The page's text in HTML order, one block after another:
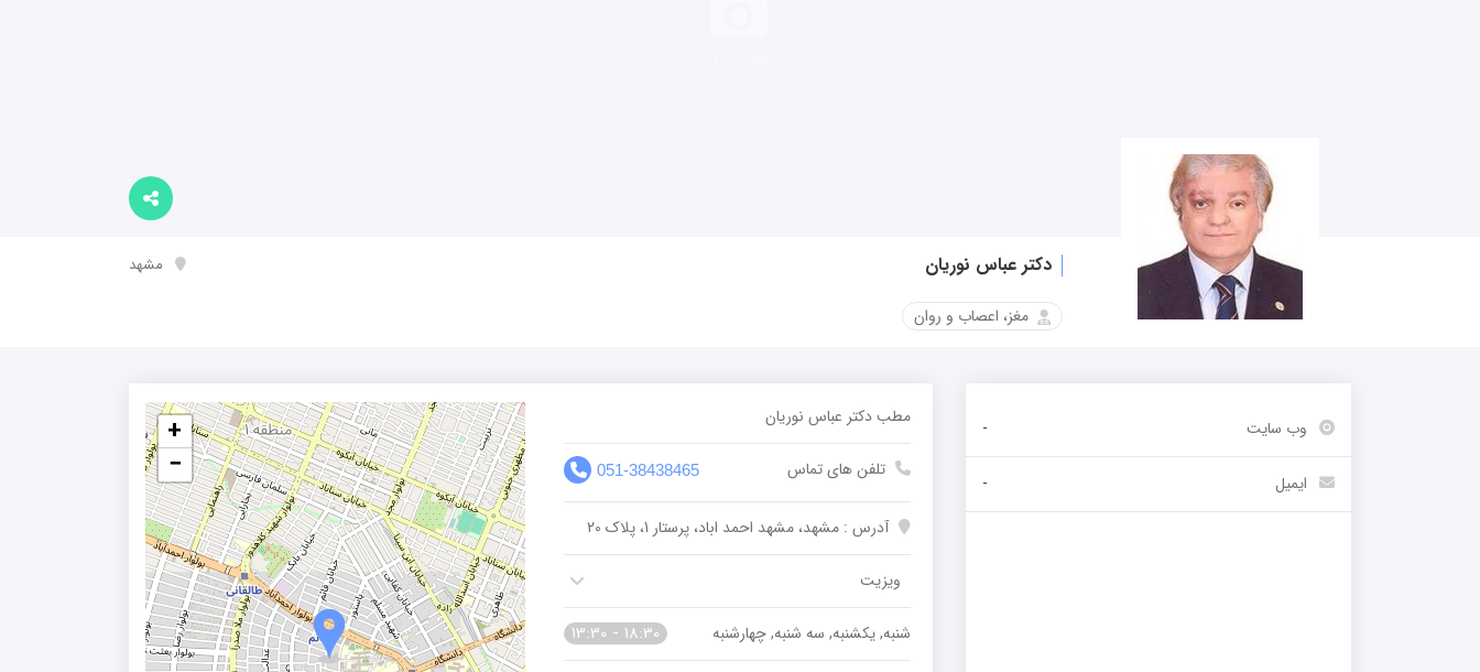
دکتر عباس نوریان
مغز، اعصاب و روان
مشهد
وب سایت -
ایمیل -
مطب دکتر عباس نوریان
تلفن های تماس 051-38438465
آدرس : مشهد، مشهد احمد اباد، پرستار 1، پلاک 20
ویزیت
شنبه, یکشنبه, سه شنبه, چهارشنبه 13:30 - 18:30
+
−